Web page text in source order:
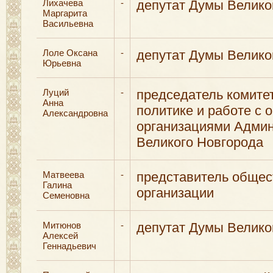
Лихачева
Маргарита
Васильевна
- депутат Думы
Лоле Оксана
Юрьевна
- депутат Думы
Луций
Анна
Александровна
-
председатель
политике и работе с
организациями
Великого Новгорода
Матвеева
Галина
Семеновна
-
представитель
организации
Митюнов
Алексей
Геннадьевич
- депутат Думы